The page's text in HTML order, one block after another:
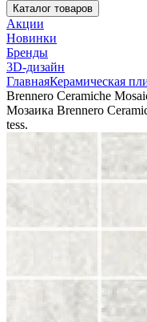
Каталог товаров
Акции
Новинки
Бренды
3D-дизайн
ГлавнаяКерамическая
Brennero Ceramiche
Мозаика Brennero
tess.